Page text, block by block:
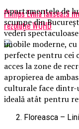
Philips Evnia lansează
rezoluție WQHD
Apartamentele de
scumpe din
vederi
imobile moderne, cu
perfecte pentru cei
acces la zone de
apropierea de
culturale face dintr-
ideală atât pentru
Floreasca –